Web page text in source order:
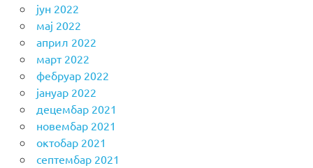
јун 2022
мај 2022
април 2022
март 2022
фебруар 2022
јануар 2022
децембар 2021
новембар 2021
октобар 2021
септембар 2021